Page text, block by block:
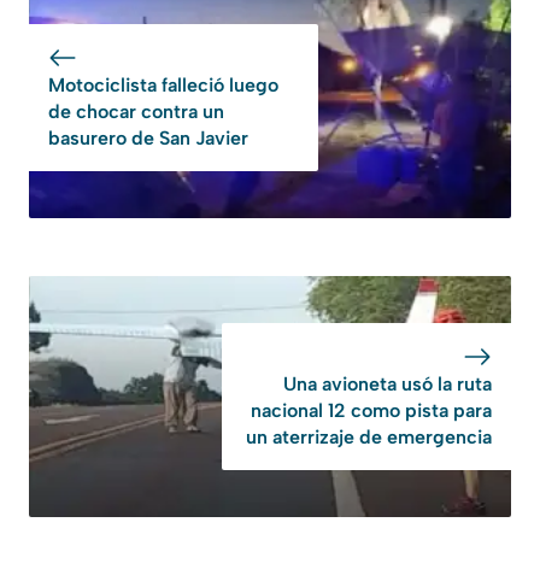
Motociclista falleció luego
de chocar contra un
basurero de San Javier
Una avioneta usó la ruta
nacional 12 como pista para
un aterrizaje de emergencia